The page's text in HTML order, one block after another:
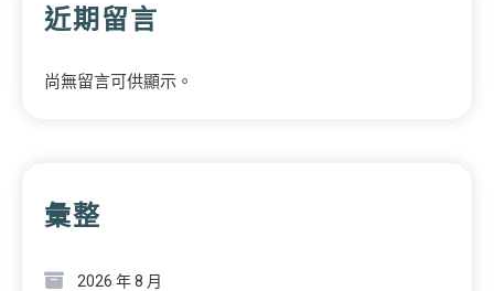
近期留言
尚無留言可供顯示。
彙整
2026 年 8 月